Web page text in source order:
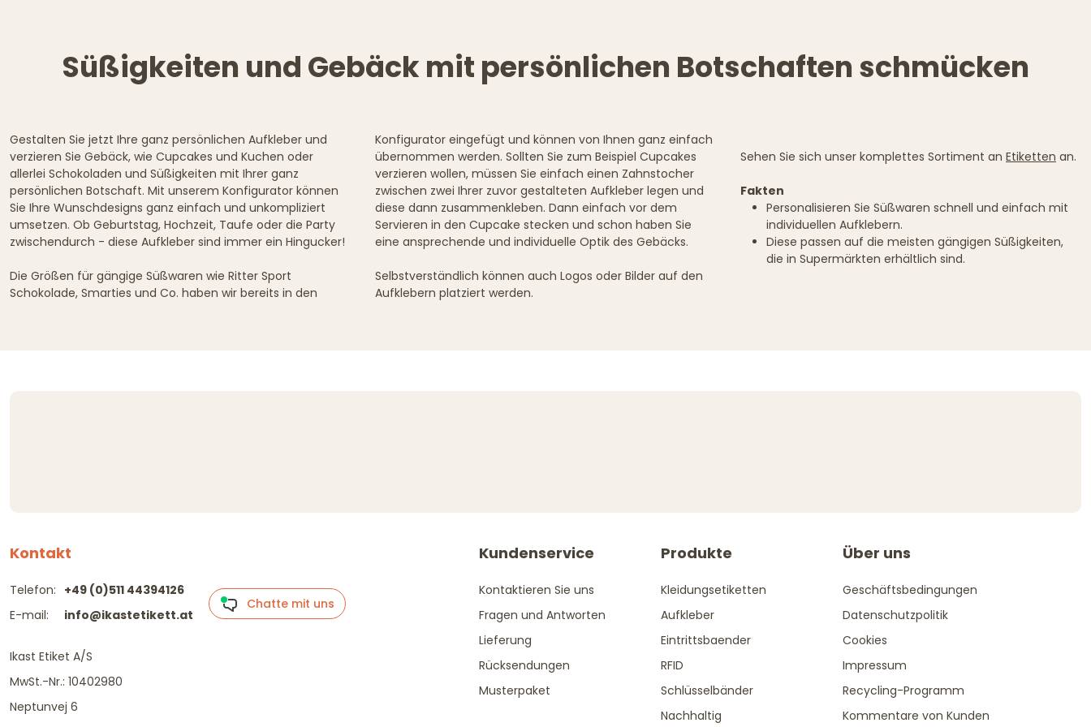
Süßigkeiten und Gebäck mit persönlichen Botschaften schmücken
Gestalten Sie jetzt Ihre ganz persönlichen Aufkleber und
verzieren Sie Gebäck, wie Cupcakes und Kuchen oder
allerlei Schokoladen und Süßigkeiten mit Ihrer ganz
persönlichen Botschaft. Mit unserem Konfigurator können
Sie Ihre Wunschdesigns ganz einfach und unkompliziert
umsetzen. Ob Geburtstag, Hochzeit, Taufe oder die Party
zwischendurch - diese Aufkleber sind immer ein Hingucker!
Die Größen für gängige Süßwaren wie Ritter Sport
Schokolade, Smarties und Co. haben wir bereits in den
Konfigurator eingefügt und können von Ihnen ganz einfach
übernommen werden. Sollten Sie zum Beispiel Cupcakes
verzieren wollen, müssen Sie einfach einen Zahnstocher
zwischen zwei Ihrer zuvor gestalteten Aufkleber legen und
diese dann zusammenkleben. Dann einfach vor dem
Servieren in den Cupcake stecken und schon haben Sie
eine ansprechende und individuelle Optik des Gebäcks.
Selbstverständlich können auch Logos oder Bilder auf den
Aufklebern platziert werden.
Sehen Sie sich unser komplettes Sortiment an Etiketten an.
Fakten
Personalisieren Sie Süßwaren schnell und einfach mit
individuellen Aufklebern.
Diese passen auf die meisten gängigen Süßigkeiten,
die in Supermärkten erhältlich sind.
Kontakt
Telefon:
E-mail:
+49 (0)511 44394126
info@ikastetikett.at
Ikast Etiket A/S
MwSt.-Nr.: 10402980
Neptunvej 6
Chatte mit uns
Kundenservice
Kontaktieren Sie uns
Fragen und Antworten
Lieferung
Rücksendungen
Musterpaket
Produkte
Kleidungsetiketten
Aufkleber
Eintrittsbaender
RFID
Schlüsselbänder
Nachhaltig
Über uns
Geschäftsbedingungen
Datenschutzpolitik
Cookies
Impressum
Recycling-Programm
Kommentare von Kunden